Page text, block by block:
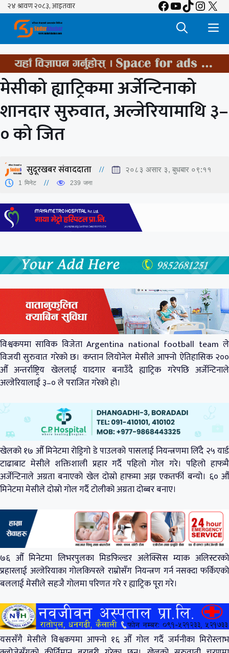
Skip
content
Facebook
YouTube
TikTok
X
मेसीको ह्याट्रिकमा अर्जेन्टिनाको
शानदार सुरुवात, अल्जेरियामाथि ३–
० को जित
सुदूरखबर संवाददाता २०८३ असार ३, बुधबार ०९:११
1 मिनेट 239 जना
विश्वकपमा साविक विजेता Argentina national football team ले
विजयी सुरुवात गरेको छ। कप्तान लियोनेल मेसीले आफ्नो ऐतिहासिक २००
औँ अन्तर्राष्ट्रिय खेललाई यादगार बनाउँदै ह्याट्रिक गरेपछि अर्जेन्टिनाले
अल्जेरियालाई ३–० ले पराजित गरेको हो।
खेलको १७ औँ मिनेटमा रोड्रिगो डे पाउलको पासलाई नियन्त्रणमा लिँदै २५ यार्ड
टाढाबाट मेसीले शक्तिशाली प्रहार गर्दै पहिलो गोल गरे। पहिलो हाफमै
अर्जेन्टिनाले अग्रता बनाएको खेल दोस्रो हाफमा अझ एकतर्फी बन्यो। ६० औँ
मिनेटमा मेसीले दोस्रो गोल गर्दै टोलीको अग्रता दोब्बर बनाए।
७६ औँ मिनेटमा लिभरपुलका मिडफिल्डर अलेक्सिस म्याक अलिस्टरको
प्रहारलाई अल्जेरियाका गोलकिपरले राम्रोसँग नियन्त्रण गर्न नसक्दा फर्किएको
बललाई मेसीले सहजै गोलमा परिणत गरे र ह्याट्रिक पूरा गरे।
यससँगै मेसीले विश्वकपमा आफ्नो १६ औँ गोल गर्दै जर्मनीका मिरोस्लाभ